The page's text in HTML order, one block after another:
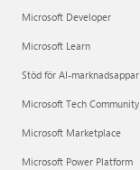
Microsoft Developer
Microsoft Learn
Stöd för AI-marknadsappar
Microsoft Tech Community
Microsoft Marketplace
Microsoft Power Platform